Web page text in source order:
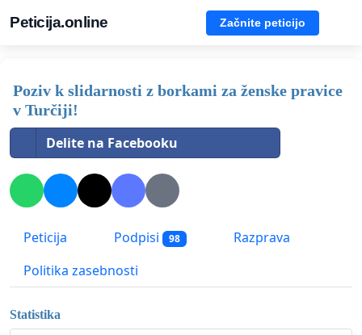
Peticija.online Začnite peticijo
Poziv k slidarnosti z borkami za ženske pravice
v Turčiji!
Delite na Facebooku
Peticija Podpisi 98
Razprava
Politika zasebnosti
Statistika